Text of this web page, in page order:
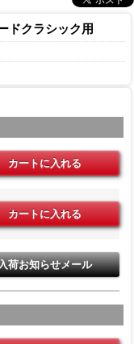
クラシック用